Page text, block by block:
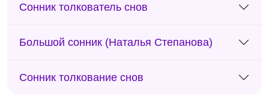
Сонник толкователь снов
Большой сонник (Наталья Степанова)
Сонник толкование снов